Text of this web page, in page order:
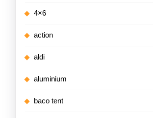
4×6
action
aldi
aluminium
baco tent